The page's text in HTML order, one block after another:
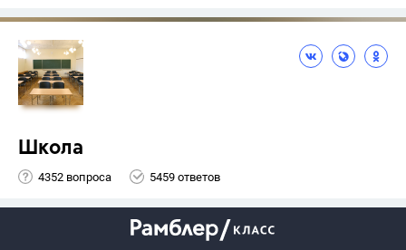
Школа
4352 вопроса 5459 ответов